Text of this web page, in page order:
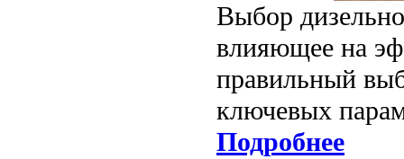
Выбор
влияющее на
правильный
ключевых
Подробнее